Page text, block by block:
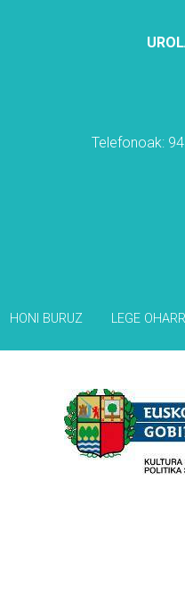
Telefonoak:
HONI BURUZ LEGE